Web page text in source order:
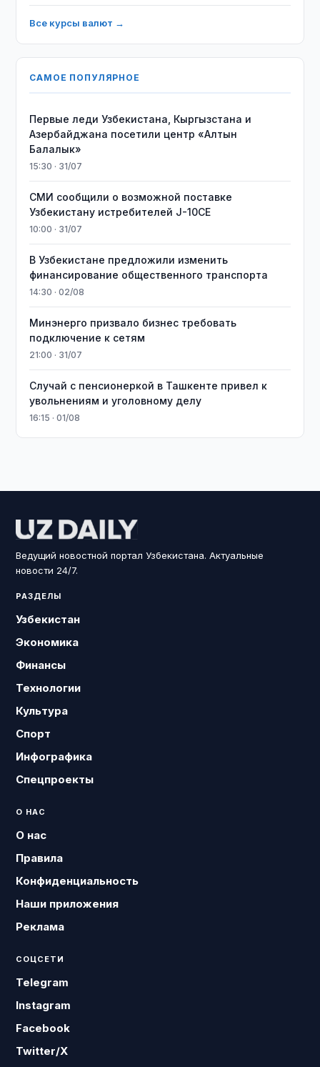
Все курсы валют →
САМОЕ ПОПУЛЯРНОЕ
Первые леди Узбекистана, Кыргызстана и
Азербайджана посетили центр «Алтын
Балалык»
15:30 · 31/07
СМИ сообщили о возможной поставке
Узбекистану истребителей J-10CE
10:00 · 31/07
В Узбекистане предложили изменить
финансирование общественного транспорта
14:30 · 02/08
Минэнерго призвало бизнес требовать
подключение к сетям
21:00 · 31/07
Случай с пенсионеркой в Ташкенте привел к
увольнениям и уголовному делу
16:15 · 01/08
Ведущий новостной портал Узбекистана. Актуальные
новости 24/7.
РАЗДЕЛЫ
Узбекистан
Экономика
Финансы
Технологии
Культура
Спорт
Инфографика
Спецпроекты
О НАС
О нас
Правила
Конфиденциальность
Наши приложения
Реклама
СОЦСЕТИ
Telegram
Instagram
Facebook
Twitter/X